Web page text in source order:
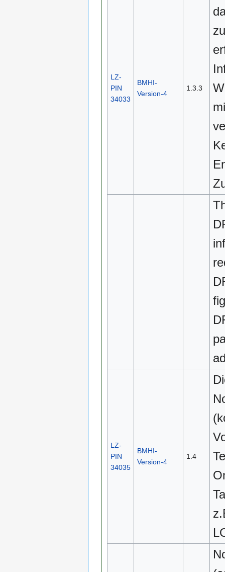
LZ-
PIN
34033
BMHI-
Version-4
1.3.3
LZ-
PIN
34035
BMHI-
Version-4
1.4